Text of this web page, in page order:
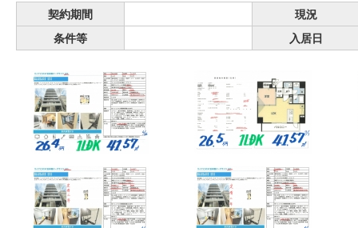
契約期間
現況
条件等
入居日